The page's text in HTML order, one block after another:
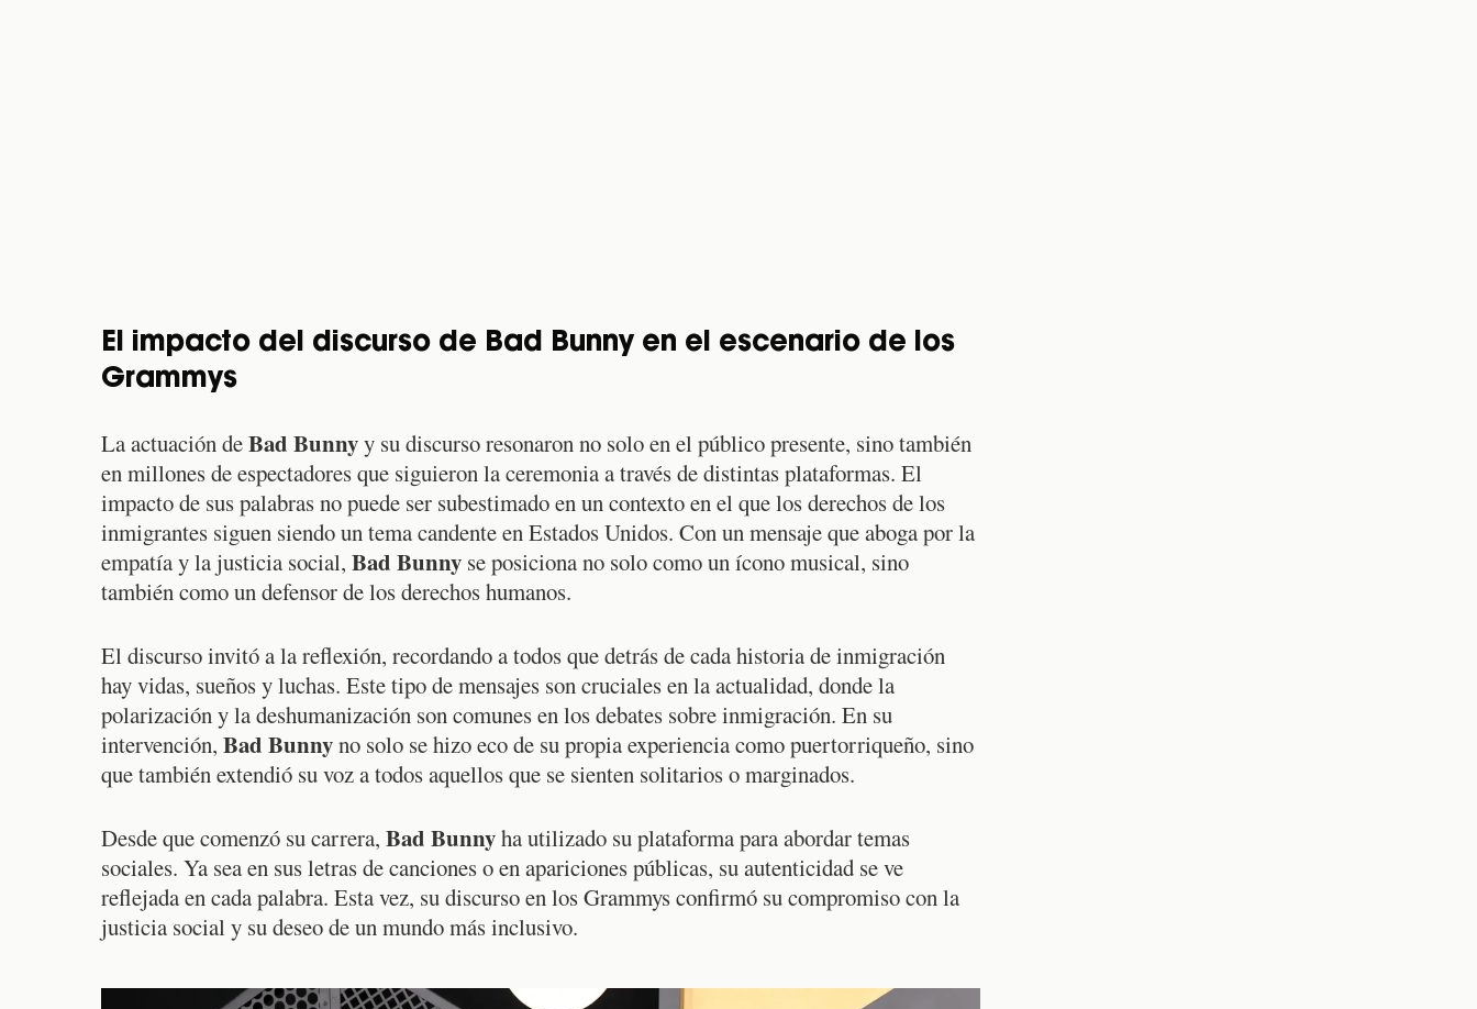
El impacto del discurso de Bad Bunny en el escenario de los
Grammys
La actuación deBad Bunnyy su discurso resonaron no solo en el público presente, sino también
en millones de espectadores que siguieron la ceremonia a través de distintas plataformas. El
impacto de sus palabras no puede ser subestimado en un contexto en el que los derechos de los
inmigrantes siguen siendo un tema candente en Estados Unidos. Con un mensaje que aboga por la
empatía y la justicia social, Bad Bunny se posiciona no solo como un ícono musical, sino
también como un defensor de los derechos humanos.
El discurso invitó a la reflexión, recordando a todos que detrás de cada historia de inmigración
hay vidas, sueños y luchas. Este tipo de mensajes son cruciales en la actualidad, donde la
polarización y la deshumanización son comunes en los debates sobre inmigración. En su
intervención, Bad Bunnyno solo se hizo eco de su propia experiencia como puertorriqueño, sino
que también extendió su voz a todos aquellos que se sienten solitarios o marginados.
Desde que comenzó su carrera, Bad Bunnyha utilizado su plataforma para abordar temas
sociales. Ya sea en sus letras de canciones o en apariciones públicas, su autenticidad se ve
reflejada en cada palabra. Esta vez, su discurso en los Grammys confirmó su compromiso con la
justicia social y su deseo de un mundo más inclusivo.